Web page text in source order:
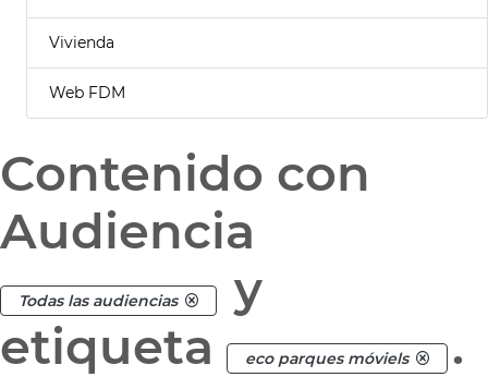
Vivienda
Web FDM
Contenido con
Audiencia
Todas las audiencias
y
etiqueta
eco parques móviels .